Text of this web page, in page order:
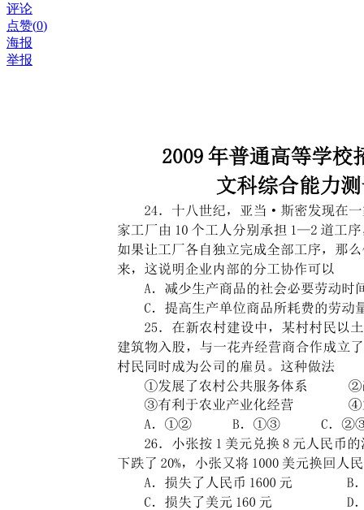
评论
点赞(0)
海报
举报